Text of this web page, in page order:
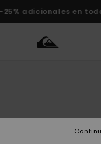
-25% adicionales en
Envio